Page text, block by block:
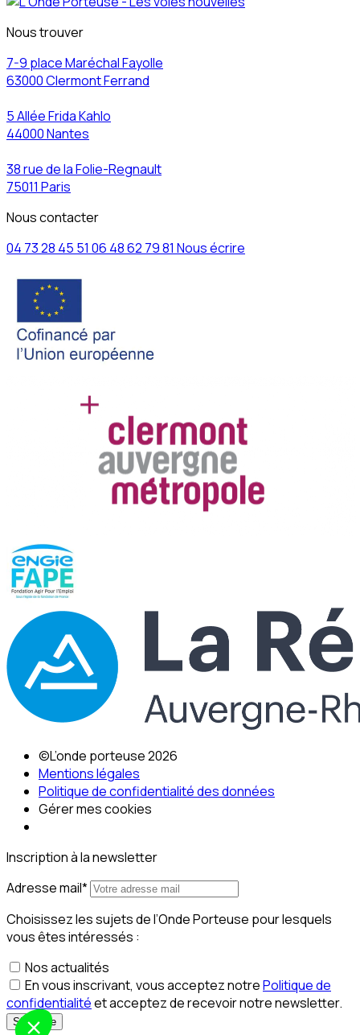
Nous trouver
7-9 place Maréchal Fayolle
63000 Clermont Ferrand
5 Allée Frida Kahlo
44000 Nantes
38 rue de la Folie-Regnault
75011 Paris
Nous contacter
04 73 28 45 51 06 48 62 79 81 Nous écrire
©L’onde porteuse 2026
Mentions légales
Politique de confidentialité des données
Gérer mes cookies
Inscription à la newsletter
Adresse mail*
Choisissez les sujets de l’Onde Porteuse pour lesquels
vous êtes intéressés :
Nos actualités
En vous inscrivant, vous acceptez notrePolitique de
confidentialitéet acceptez de recevoir notre newsletter.
S‘inscrire